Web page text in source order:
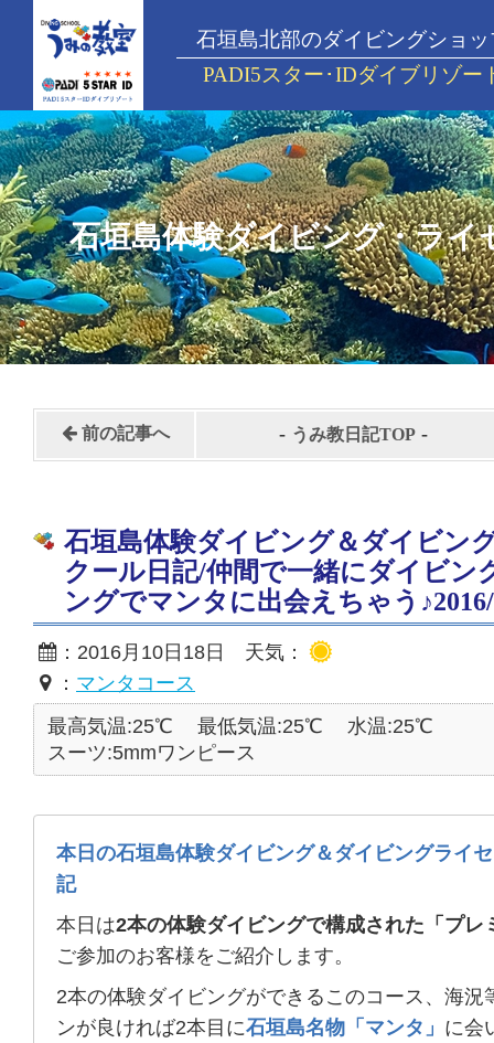
石垣島北部のダイビングショッ
PADI5スター･IDダイブリゾー
石垣島体験ダイビング・ライ
前の記事へ - うみ教日記TOP -
石垣島体験ダイビング＆ダイビン
クール日記/仲間で一緒にダイビン
ングでマンタに出会えちゃう
：2016月10日18日 天気：
： マンタコース
最高気温:25℃
最低気温:25℃
水温:25℃
スーツ:5mmワンピース
本日の石垣島体験ダイビング＆ダイビングライ
記
本日は2本の体験ダイビングで構成された「プレ
ご参加のお客様をご紹介します。
2本の体験ダイビングができるこのコース、海況
ンが良ければ2本目に石垣島名物「マンタ」 に会